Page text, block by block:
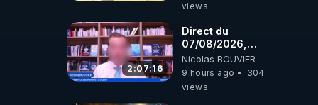
views
2:07:16
Direct du
07/08/2026,
présenté par
Nicolas BOUVIER
Nicolas BOUVIER
9 hours ago
304
views